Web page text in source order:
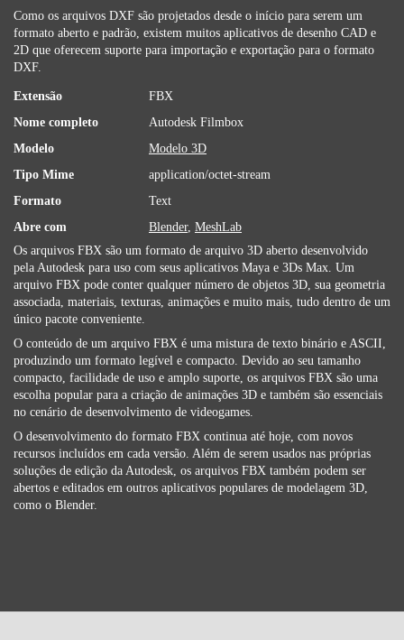
Como os arquivos DXF são projetados desde o início para serem um
formato aberto e padrão, existem muitos aplicativos de desenho CAD e
2D que oferecem suporte para importação e exportação para o formato
DXF.
Extensão
FBX
Nome completo
Autodesk Filmbox
Modelo
Modelo 3D
Tipo Mime
application/octet-stream
Formato
Text
Abre com
Blender, MeshLab
Os arquivos FBX são um formato de arquivo 3D aberto desenvolvido
pela Autodesk para uso com seus aplicativos Maya e 3Ds Max. Um
arquivo FBX pode conter qualquer número de objetos 3D, sua geometria
associada, materiais, texturas, animações e muito mais, tudo dentro de um
único pacote conveniente.
O conteúdo de um arquivo FBX é uma mistura de texto binário e ASCII,
produzindo um formato legível e compacto. Devido ao seu tamanho
compacto, facilidade de uso e amplo suporte, os arquivos FBX são uma
escolha popular para a criação de animações 3D e também são essenciais
no cenário de desenvolvimento de videogames.
O desenvolvimento do formato FBX continua até hoje, com novos
recursos incluídos em cada versão. Além de serem usados ​​nas próprias
soluções de edição da Autodesk, os arquivos FBX também podem ser
abertos e editados em outros aplicativos populares de modelagem 3D,
como o Blender.